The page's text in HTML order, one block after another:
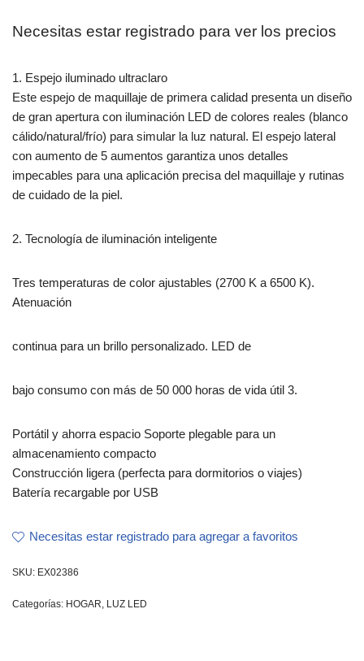
Necesitas estar registrado para ver los precios
1. Espejo iluminado ultraclaro
Este espejo de maquillaje de primera calidad presenta un diseño
de gran apertura con iluminación LED de colores reales (blanco
cálido/natural/frío) para simular la luz natural. El espejo lateral
con aumento de 5 aumentos garantiza unos detalles
impecables para una aplicación precisa del maquillaje y rutinas
de cuidado de la piel.
2. Tecnología de iluminación inteligente
Tres temperaturas de color ajustables (2700 K a 6500 K).
Atenuación
continua para un brillo personalizado. LED de
bajo consumo con más de 50 000 horas de vida útil 3.
Portátil y ahorra espacio Soporte plegable para un
almacenamiento compacto
Construcción ligera (perfecta para dormitorios o viajes)
Batería recargable por USB
Necesitas estar registrado para agregar a favoritos
SKU: EX02386
Categorías: HOGAR, LUZ LED